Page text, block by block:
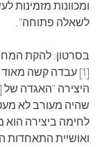
ומכוונות מזמינות
לשאלה פתוחה".
בסרטון: להקת
[1] עבדה קשה
שהיה מעורב לא
לחימה ביצירה הוא
ואושיית התאחדות